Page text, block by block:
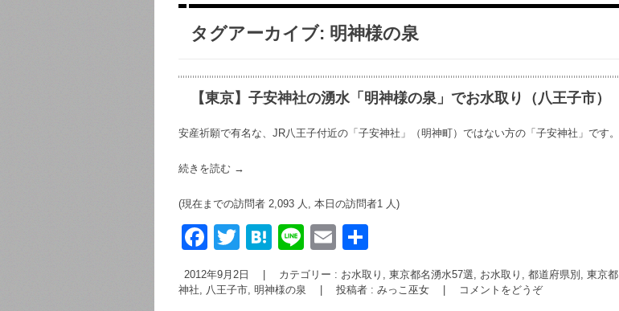
タグアーカイブ: 明神様の泉
【東京】子安神社の湧水「明神様の泉」でお水取り（八王子市）
安産祈願で有名な、JR八王子付近の「子安神社」（明神町）ではない方の「子安神社」です。
続きを読む →
(現在までの訪問者 2,093 人, 本日の訪問者1 人)
F
a
c
T
wi
tt
H
e
Li
n
e
E
m
ail
有
2012年9月2日 カテゴリー : お水取り, 東京都名湧水57選, お水取り , 都道府県別, 東京都
神社, 八王子市, 明神様の泉 投稿者 : みっこ巫女 コメントをどうぞ